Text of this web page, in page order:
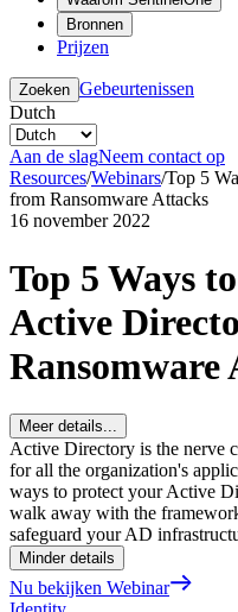
Bronnen
Prijzen
Zoeken Gebeurtenissen
Dutch
Aan de slagNeem contact op
Resources/Webinars/Top 5
from Ransomware Attacks
16 november 2022
Top 5 Ways
Active
Ransomware
Meer details...
Active Directory is the nerve
for all the organization's
ways to protect your Active
walk away with the
safeguard your AD
Minder details
Nu bekijken Webinar